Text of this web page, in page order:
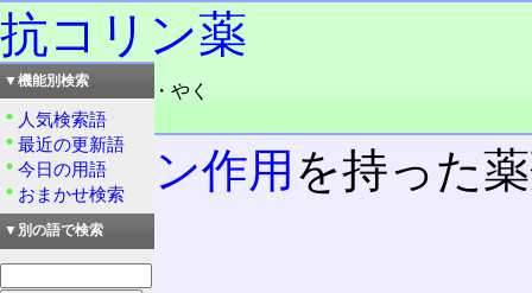
抗コリン薬
読み：こうコリン・やく
品詞：名詞
抗コリン作用 を持った
目次
概要
▼機能別検索
人気検索語
最近の更新語
今日の用語
おまかせ検索
▼別の語で検索